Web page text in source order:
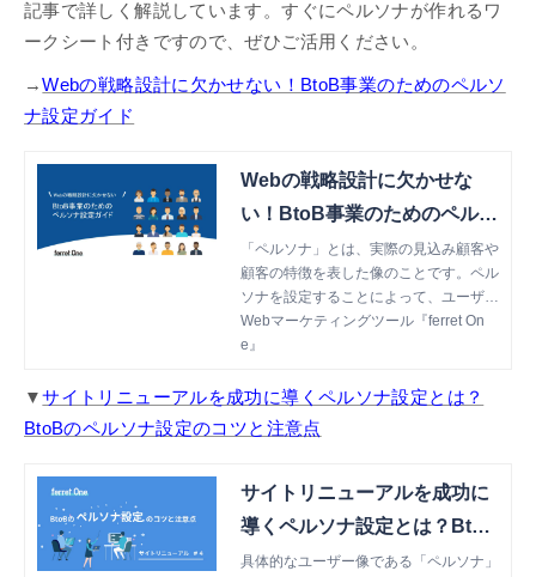
記事で詳しく解説しています。すぐにペルソナが作れるワ
ークシート付きですので、ぜひご活用ください。
→Webの戦略設計に欠かせない！BtoB事業のためのペルソ
ナ設定ガイド
Webの戦略設計に欠かせな
い！BtoB事業のためのペルソ
ナ設定ガイド
「ペルソナ」とは、実際の見込み顧客や
顧客の特徴を表した像のことです。ペル
ソナを設定することによって、ユーザー
視点でのコンテンツ作成が可能になり、
担当者間での意思疎通も円滑に行えるよ
るペルソナ設定の基本をご紹介します。
Webマーケティングツール『ferret On
e』
▼サイトリニューアルを成功に導くペルソナ設定とは？
BtoBのペルソナ設定のコツと注意点
サイトリニューアルを成功に
導くペルソナ設定とは？BtoB
のペルソナ設定のコツと注意
具体的なユーザー像である「ペルソナ」